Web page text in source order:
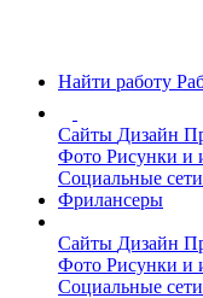
Найти работу
Сайты Дизайн
Фото Рисунки и
Социальные сети
Фрилансеры
Сайты Дизайн
Фото Рисунки и
Социальные сети